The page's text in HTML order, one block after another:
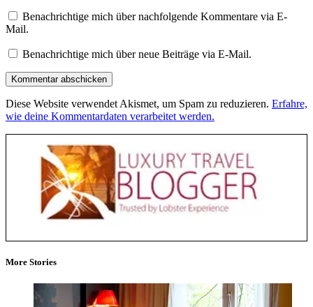
Benachrichtige mich über nachfolgende Kommentare via E-
Mail.
Benachrichtige mich über neue Beiträge via E-Mail.
Diese Website verwendet Akismet, um Spam zu reduzieren. Erfahre,
wie deine Kommentardaten verarbeitet werden.
More Stories